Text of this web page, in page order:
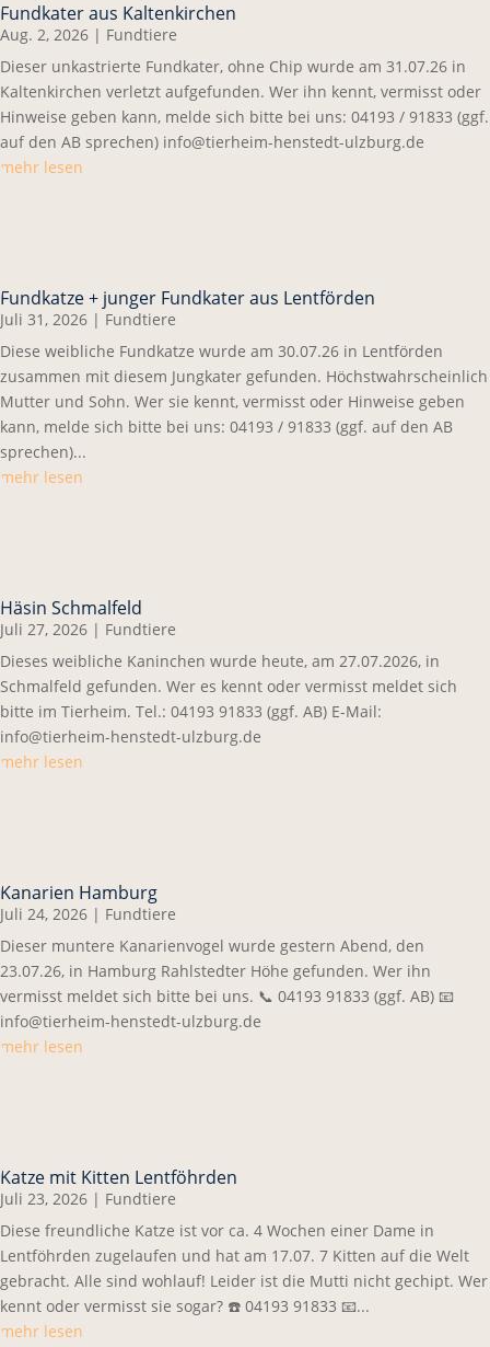
Fundkater aus Kaltenkirchen
Aug. 2, 2026 | Fundtiere
Dieser unkastrierte Fundkater, ohne Chip wurde am 31.07.26 in
Kaltenkirchen verletzt aufgefunden. Wer ihn kennt, vermisst oder
Hinweise geben kann, melde sich bitte bei uns: 04193 / 91833 (ggf.
auf den AB sprechen) info@tierheim-henstedt-ulzburg.de
mehr lesen
Fundkatze + junger Fundkater aus Lentförden
Juli 31, 2026 | Fundtiere
Diese weibliche Fundkatze wurde am 30.07.26 in Lentförden
zusammen mit diesem Jungkater gefunden. Höchstwahrscheinlich
Mutter und Sohn. Wer sie kennt, vermisst oder Hinweise geben
kann, melde sich bitte bei uns: 04193 / 91833 (ggf. auf den AB
sprechen)...
mehr lesen
Häsin Schmalfeld
Juli 27, 2026 | Fundtiere
Dieses weibliche Kaninchen wurde heute, am 27.07.2026, in
Schmalfeld gefunden. Wer es kennt oder vermisst meldet sich
bitte im Tierheim. Tel.: 04193 91833 (ggf. AB) E-Mail:
info@tierheim-henstedt-ulzburg.de
mehr lesen
Kanarien Hamburg
Juli 24, 2026 | Fundtiere
Dieser muntere Kanarienvogel wurde gestern Abend, den
23.07.26, in Hamburg Rahlstedter Höhe gefunden. Wer ihn
vermisst meldet sich bitte bei uns. 📞 04193 91833 (ggf. AB) 📧
info@tierheim-henstedt-ulzburg.de
mehr lesen
Katze mit Kitten Lentföhrden
Juli 23, 2026 | Fundtiere
Diese freundliche Katze ist vor ca. 4 Wochen einer Dame in
Lentföhrden zugelaufen und hat am 17.07. 7 Kitten auf die Welt
gebracht. Alle sind wohlauf! Leider ist die Mutti nicht gechipt. Wer
kennt oder vermisst sie sogar? ☎️ 04193 91833 📧...
mehr lesen